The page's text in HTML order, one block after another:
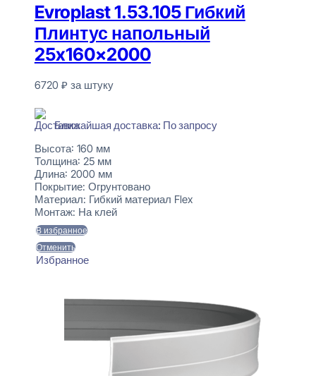
Evroplast 1.53.105 Гибкий
Плинтус напольный
25x160x2000
6720 ₽ за штуку
Ближайшая доставка: По запросу
Высота: 160 мм
Толщина: 25 мм
Длина: 2000 мм
Покрытие: Огрунтовано
Материал: Гибкий материал Flex
Монтаж: На клей
В избранное
Отменить
Избранное